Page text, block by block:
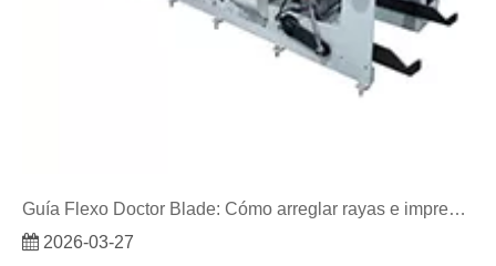
Guía Flexo Doctor Blade: Cómo arreglar rayas e impresiones sucias
2026-03-27